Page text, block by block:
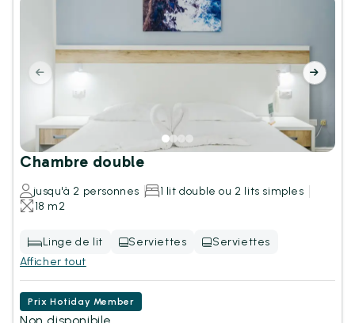
Chambre double
jusqu'à 2 personnes
1 lit double ou 2 lits simples
18 m2
Linge de lit Serviettes
Serviettes
Afficher tout
Prix Hotiday Member